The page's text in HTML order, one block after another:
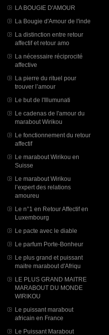
LA BOUGIE D'AMOUR
La Bougie d'Amour de l'inde
La distinction entre retour
affectif et retour amo
La nécessaire réciprocité
affective
La pierre du rituel pour
trouver l’amour
Le but de l'Illumunati
Le cadenas de l'amour du
marabout Wirikou
Le fonctionnement du retour
affectif
Le marabout Wirikou en
Suisse
Le marabout Wirikou
l’expert des relations
amoureu
Le n°1 en Retour Affectif en
Luxembourg
Le pacte avec le diable
Le parfum Porte-Bonheur
Le plus grand et puissant
maitre marabout d'Afriqu
LE PLUS GRAND MAITRE
MARABOUT DU MONDE
WIRIKOU
Le puissant marabout
africain en France
Le Puissant Marabout